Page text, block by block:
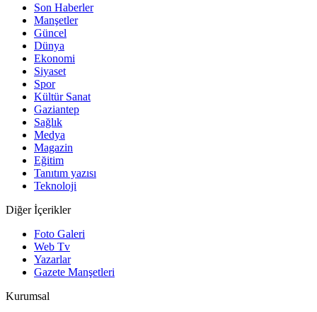
Son Haberler
Manşetler
Güncel
Dünya
Ekonomi
Siyaset
Spor
Kültür Sanat
Gaziantep
Sağlık
Medya
Magazin
Eğitim
Tanıtım yazısı
Teknoloji
Diğer İçerikler
Foto Galeri
Web Tv
Yazarlar
Gazete Manşetleri
Kurumsal